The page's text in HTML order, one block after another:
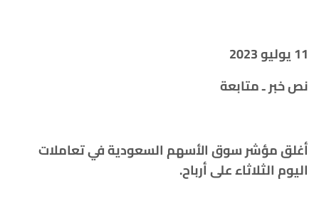
11 يوليو 2023
نص خبر ـ متابعة
أغلق مؤشر سوق الأسهم السعودية في تعاملات
اليوم الثلاثاء على أرباح.